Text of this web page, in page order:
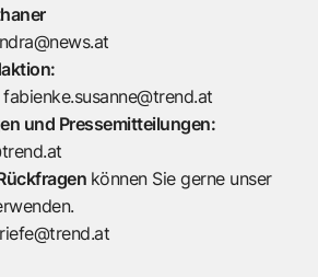
fabienke.susanne@trend.at
und Pressemitteilungen:
können Sie gerne unser